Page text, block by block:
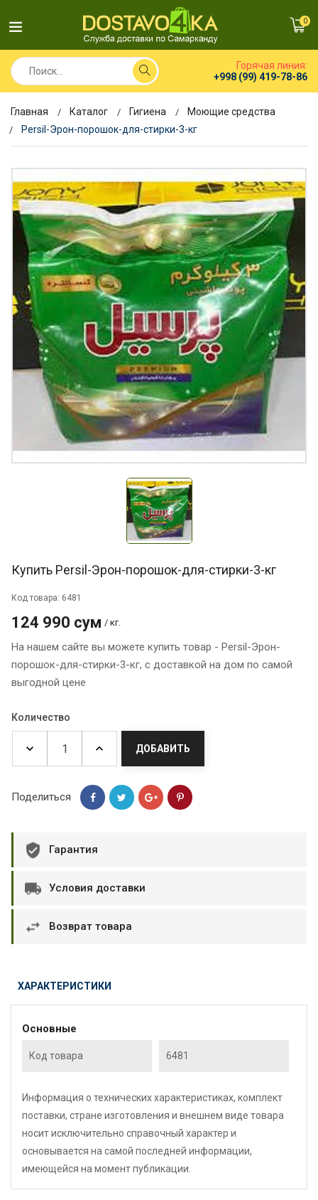
0
Горячая линия:
+998 (99) 419-78-86
Главная Каталог Гигиена
Моющие средства
Persil-Эрон-порошок-для-стирки-3-кг
Купить Persil-Эрон-порошок-для-стирки-3-кг
Код товара: 6481
124 990 сум / кг.
На нашем сайте вы можете купить товар - Persil-Эрон-
порошок-для-стирки-3-кг, с доставкой на дом по самой
выгодной цене
Количество
ДОБАВИТЬ
Поделиться
Гарантия
Условия доставки
Возврат товара
ХАРАКТЕРИСТИКИ
Основные
Код товара 6481
Информация о технических характеристиках, комплект
поставки, стране изготовления и внешнем виде товара
носит исключительно справочный характер и
основывается на самой последней информации,
имеющейся на момент публикации.